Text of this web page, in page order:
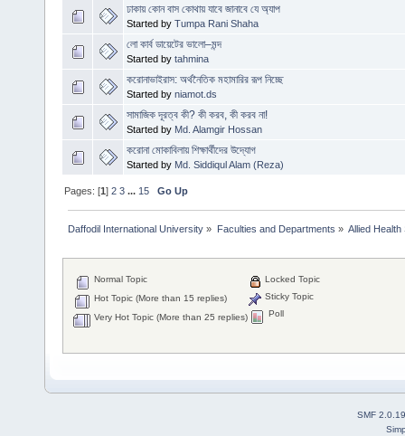
ঢাকায় কোন বাস কোথায় যাবে জানাবে যে অ‍্যাপ
Started by Tumpa Rani Shaha
লো কার্ব ডায়েটের ভালো–মন্দ
Started by tahmina
করোনাভাইরাস: অর্থনৈতিক মহামারির রূপ নিচ্ছে
Started by niamot.ds
সামাজিক দূরত্ব কী? কী করব, কী করব না!
Started by Md. Alamgir Hossan
করোনা মোকাবিলায় শিক্ষার্থীদের উদ্যোগ
Started by Md. Siddiqul Alam (Reza)
Pages: [1]2 3 ... 15 Go Up
Daffodil International University » Faculties and Departments » Allied Health
Normal Topic
Hot Topic (More than 15 replies)
Very Hot Topic (More than 25 replies)
Locked Topic
Sticky Topic
Poll
SMF 2.0.19